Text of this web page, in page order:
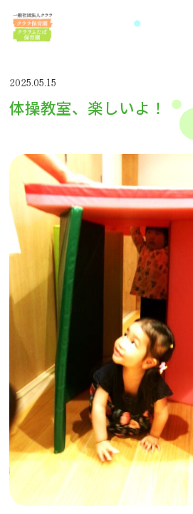
2025.05.15
体操教室、楽しいよ！